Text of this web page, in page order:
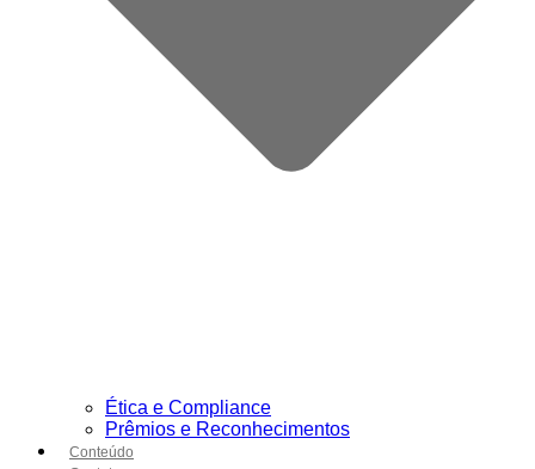
Ética e Compliance
Prêmios e Reconhecimentos
Conteúdo